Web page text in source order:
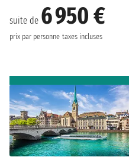
suite de 6 950 €
prix par personne taxes incluses